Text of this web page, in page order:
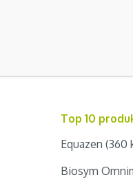
Top 10
Equazen (360
Biosym